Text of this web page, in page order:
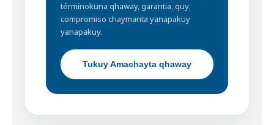
términokuna qhaway, garantia, quy
compromiso chaymanta yanapakuy
yanapakuy.
Tukuy Amachayta qhaway